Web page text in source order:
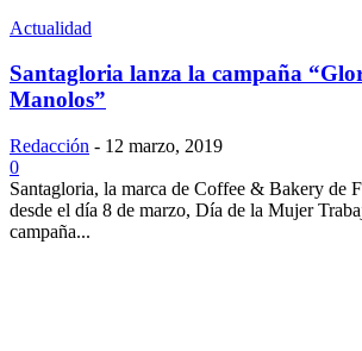
Actualidad
Santagloria lanza la campaña
Manolos”
Redacción - 12 marzo, 2019
0
Santagloria, la marca de Coffee & Bakery de
desde el día 8 de marzo, Día de la Mujer
campaña...